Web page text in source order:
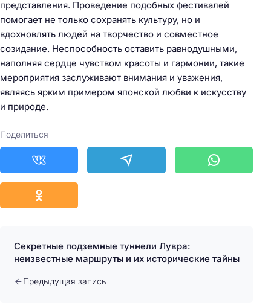
представления. Проведение подобных фестивалей
помогает не только сохранять культуру, но и
вдохновлять людей на творчество и совместное
созидание. Неспособность оставить равнодушными,
наполняя сердце чувством красоты и гармонии, такие
мероприятия заслуживают внимания и уважения,
являясь ярким примером японской любви к искусству
и природе.
Поделиться
Секретные подземные туннели Лувра:
неизвестные маршруты и их исторические тайны
Предыдущая запись